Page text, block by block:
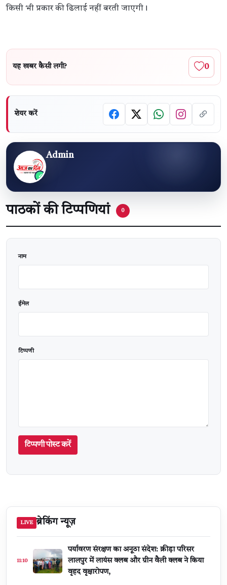
किसी भी प्रकार की ढिलाई नहीं बरती जाएगी।
यह खबर कैसी लगी? 0
शेयर करें
Admin
पाठकों की टिप्पणियां 0
नाम
ईमेल
टिप्पणी
टिप्पणी पोस्ट करें
LIVE ब्रेकिंग न्यूज़
11:10
पर्यावरण संरक्षण का अनूठा संदेश: क्रीड़ा परिसर
लालपुर में लायंस क्लब और ग्रीन वैली क्लब ने किया
वृहद वृक्षारोपण,